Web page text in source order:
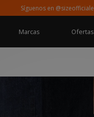
Síguenos en @sizeofficiales
Marcas Ofertas